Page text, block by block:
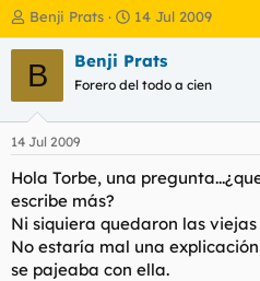
I
n
i
c
a
d
o
r
e
t
e
Benji Prats
F
e
c
a
i
n
i
o
14 Jul 2009
B Benji Prats
Forero del todo a cien
14 Jul 2009
Hola Torbe, una
escribe más?
Ni siquiera quedaron las
No estaría mal una
se pajeaba con ella.